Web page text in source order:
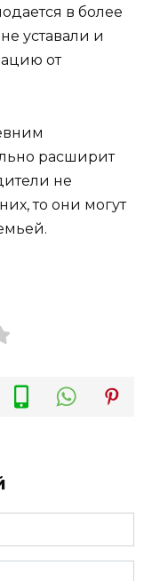
в более
уставали и
от
расширит
не
то они могут